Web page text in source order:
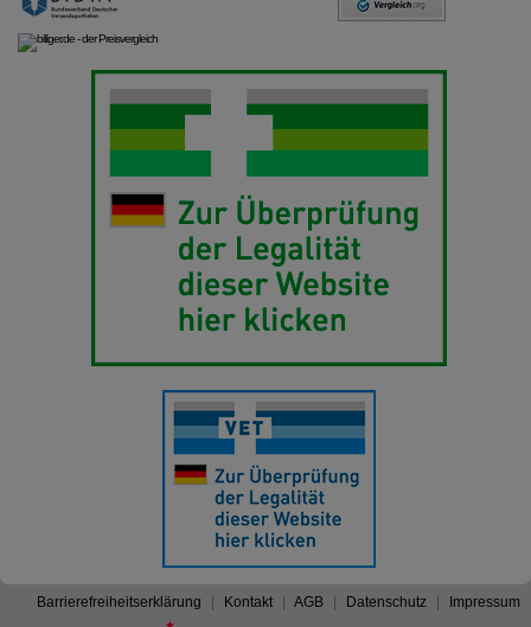
Barrierefreiheitserklärung Kontakt AGB Datenschutz Impressum